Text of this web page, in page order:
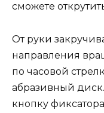
сможете
От руки
направления
по часовой
абразивный
кнопку